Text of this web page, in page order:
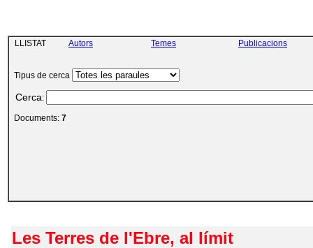
LLISTAT Autors Temes Publicacions
Tipus de cerca
Cerca:
Documents: 7
Les Terres de l'Ebre, al límit